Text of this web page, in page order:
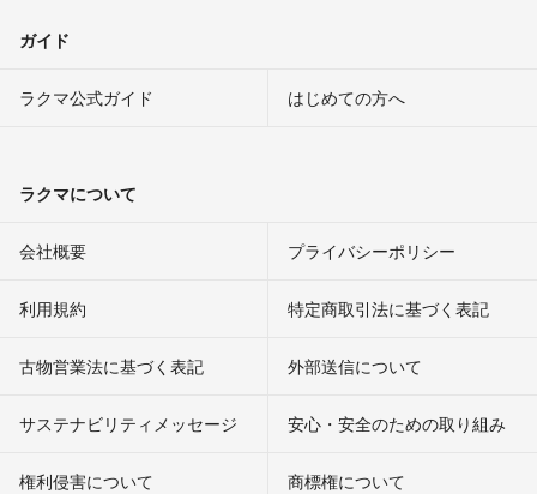
ガイド
ラクマ公式ガイド はじめての方へ
ラクマについて
会社概要 プライバシーポリシー
利用規約 特定商取引法に基づく表記
古物営業法に基づく表記 外部送信について
サステナビリティメッセージ 安心・安全のための取り組み
権利侵害について
商標権について